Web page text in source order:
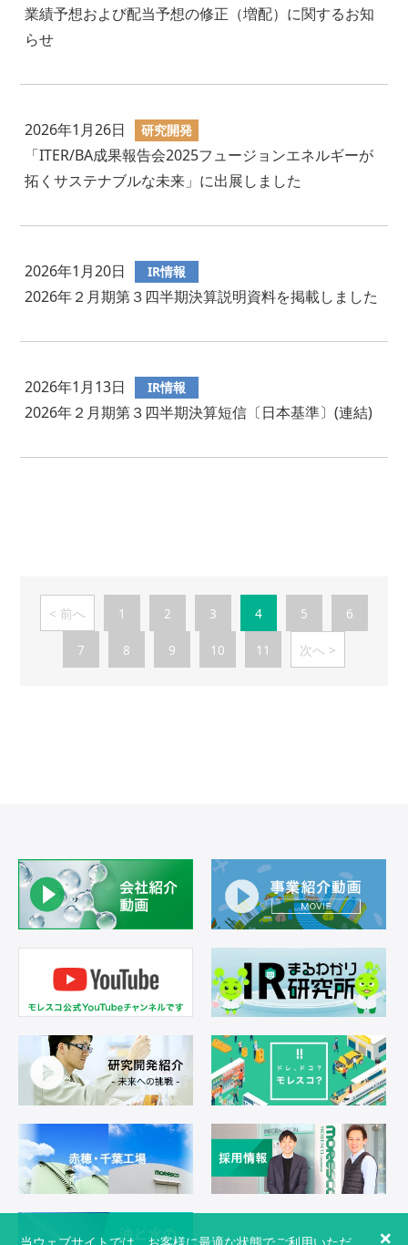
業績予想および配当予想の修正（増配）に関するお知
らせ
2026年1月26日 研究開発
「ITER/BA成果報告会2025フュージョンエネルギーが
拓くサステナブルな未来」に出展しました
2026年1月20日 IR情報
2026年２月期第３四半期決算説明資料を掲載しました
2026年1月13日 IR情報
2026年２月期第３四半期決算短信〔日本基準〕(連結)
前へ 1 2 3 4 5 6
7 8 9 10 11 次へ
×